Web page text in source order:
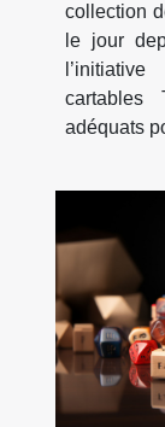
collection
le jour
cartables
adéquats